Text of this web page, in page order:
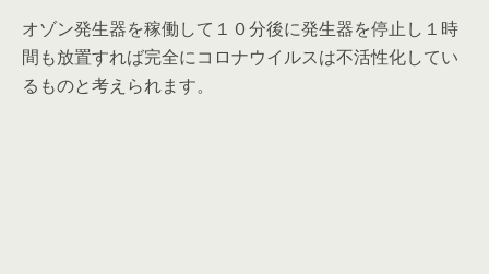
オゾン発生器を稼働して１０分後に発生器を停止し１時
間も放置すれば完全にコロナウイルスは不活性化してい
るものと考えられます。